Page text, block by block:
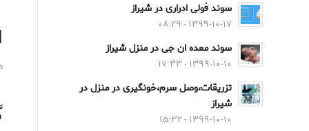
سوند فولی ادراری در شیراز
۱۳۹۹-۱۰-۱۷ - ۰۸:۲۹
سوند معده ان جی در منزل شیراز
۱۳۹۹-۱۰-۱۰ - ۱۷:۳۳
تزریقات،وصل سرم،خونگیری در منزل در
شیراز
۱۳۹۹-۱۰-۱۰ - ۱۵:۳۲